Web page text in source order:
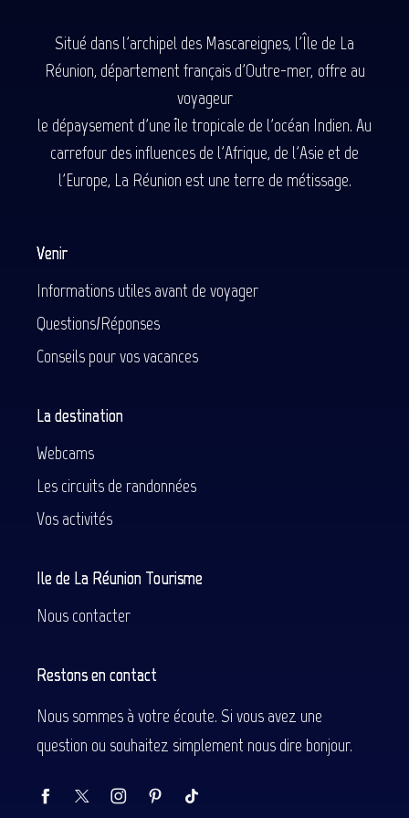
Situé dans l'archipel des Mascareignes, l'Île de La
Réunion, département français d'Outre-mer, offre au
voyageur
le dépaysement d'une île tropicale de l'océan Indien. Au
carrefour des influences de l'Afrique, de l'Asie et de
l'Europe, La Réunion est une terre de métissage.
Venir
Informations utiles avant de voyager
Questions/Réponses
Conseils pour vos vacances
La destination
Webcams
Les circuits de randonnées
Vos activités
Ile de La Réunion Tourisme
Nous contacter
Restons en contact
Nous sommes à votre écoute. Si vous avez une
question ou souhaitez simplement nous dire bonjour.